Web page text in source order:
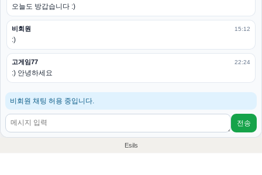
오늘도 방갑습니다 :)
비회원 15:12
:)
고게임77 22:24
:) 안녕하세요
비회원 채팅 허용 중입니다.
전송
Esils